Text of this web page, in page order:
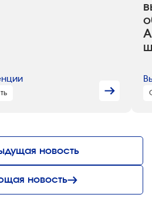
новость
новость